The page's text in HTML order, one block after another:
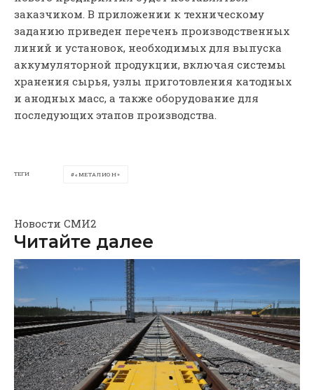
заказчиком. В приложении к техническому
заданию приведен перечень производственных
линий и установок, необходимых для выпуска
аккумуляторной продукции, включая системы
хранения сырья, узлы приготовления катодных
и анодных масс, а также оборудование для
последующих этапов производства.
ТЕГИ «МЕТАЛИОН»
Новости СМИ2
Читайте далее